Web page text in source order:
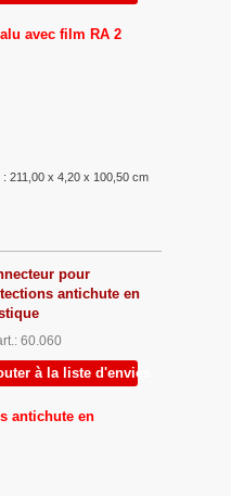
avec film RA 2
211,00 x 4,20 x 100,50 cm
pour
antichute en
60.060
à la liste d'envies
antichute en